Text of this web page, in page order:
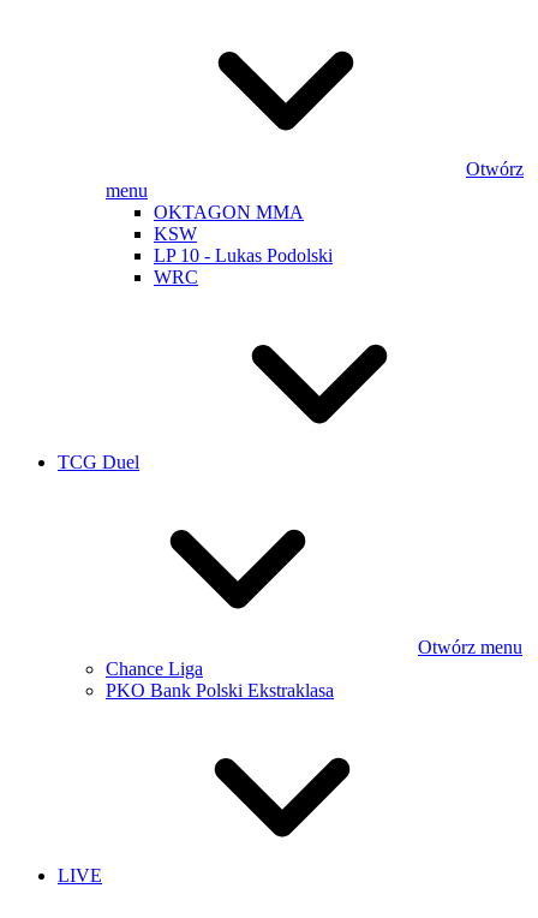
Otwórz
menu
OKTAGON MMA
KSW
LP 10 - Lukas Podolski
WRC
TCG Duel
Otwórz menu
Chance Liga
PKO Bank Polski Ekstraklasa
LIVE